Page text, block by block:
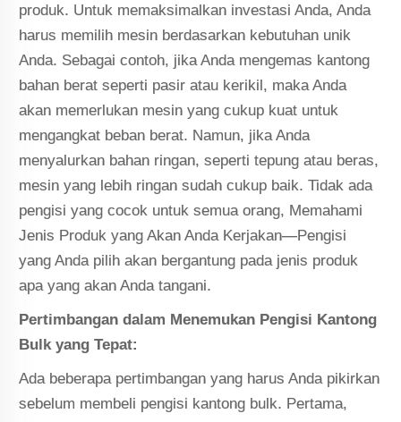
produk. Untuk memaksimalkan investasi Anda, Anda
harus memilih mesin berdasarkan kebutuhan unik
Anda. Sebagai contoh, jika Anda mengemas kantong
bahan berat seperti pasir atau kerikil, maka Anda
akan memerlukan mesin yang cukup kuat untuk
mengangkat beban berat. Namun, jika Anda
menyalurkan bahan ringan, seperti tepung atau beras,
mesin yang lebih ringan sudah cukup baik. Tidak ada
pengisi yang cocok untuk semua orang, Memahami
Jenis Produk yang Akan Anda Kerjakan—Pengisi
yang Anda pilih akan bergantung pada jenis produk
apa yang akan Anda tangani.
Pertimbangan dalam Menemukan Pengisi Kantong
Bulk yang Tepat:
Ada beberapa pertimbangan yang harus Anda pikirkan
sebelum membeli pengisi kantong bulk. Pertama,